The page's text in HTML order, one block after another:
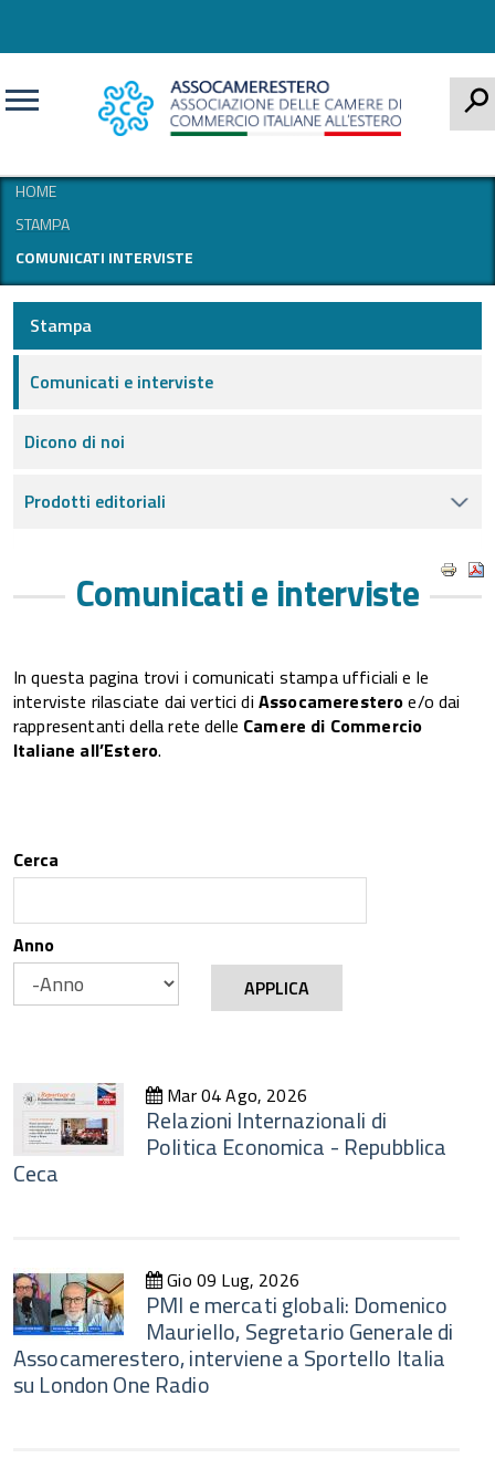
HOME
STAMPA
COMUNICATI INTERVISTE
Stampa
Comunicati e interviste
Dicono di noi
Prodotti editoriali
Comunicati e interviste
In questa pagina trovi i comunicati stampa ufficiali e le
interviste rilasciate dai vertici di Assocameresteroe/o dai
rappresentanti della rete delle Camere di Commercio
Italiane all’Estero.
Cerca
Anno
APPLICA
Mar 04 Ago, 2026
Relazioni Internazionali di
Politica Economica - Repubblica
Ceca
Gio 09 Lug, 2026
PMI e mercati globali: Domenico
Mauriello, Segretario Generale di
Assocamerestero, interviene a Sportello Italia
su London One Radio